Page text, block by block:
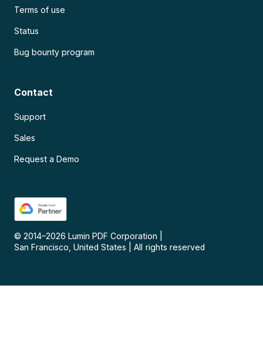
Terms of use
Status
Bug bounty program
Contact
Support
Sales
Request a Demo
© 2014–2026 Lumin PDF Corporation
San Francisco, United States
All rights reserved